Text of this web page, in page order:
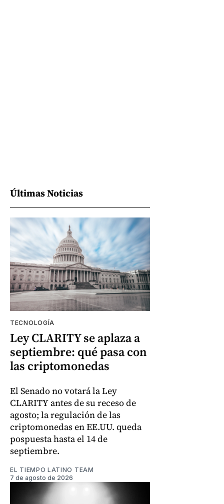
Últimas Noticias
TECNOLOGÍA
Ley CLARITY se aplaza a
septiembre: qué pasa con
las criptomonedas
El Senado no votará la Ley
CLARITY antes de su receso de
agosto; la regulación de las
criptomonedas en EE.UU. queda
pospuesta hasta el 14 de
septiembre.
EL TIEMPO LATINO TEAM
7 de agosto de 2026